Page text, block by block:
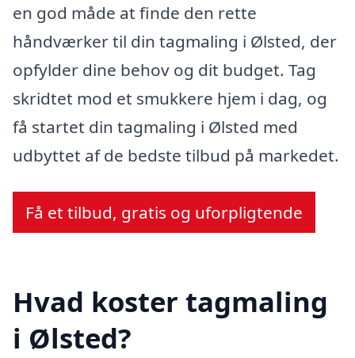
en god måde at finde den rette
håndværker til din tagmaling i Ølsted, der
opfylder dine behov og dit budget. Tag
skridtet mod et smukkere hjem i dag, og
få startet din tagmaling i Ølsted med
udbyttet af de bedste tilbud på markedet.
Få et tilbud, gratis og uforpligtende
Hvad koster tagmaling
i Ølsted?